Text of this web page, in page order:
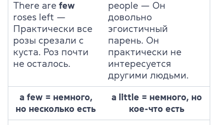
There are few
roses left —
Практически все
розы срезали с
куста. Роз почти
не осталось.
people — Он
довольно
эгоистичный
парень. Он
практически не
интересуется
другими людьми.
a few = немного,
но несколько есть
a little = немного, но
кое-что есть